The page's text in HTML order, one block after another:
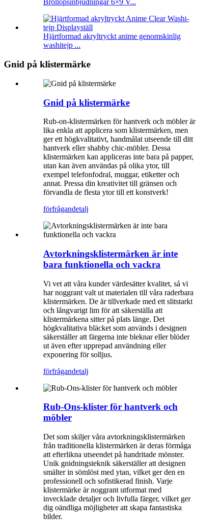
Bröllopsinbjudningar 6×9 V...
Hjärtformad akryltryckt anime genomskinlig
washitejp ...
Gnid på klistermärke
Gnid på klistermärke
Rub-on-klistermärken för hantverk och möbler är
lika enkla att applicera som klistermärken, men
ger ett högkvalitativt, handmålat utseende till ditt
hantverk eller shabby chic-möbler. Dessa
klistermärken kan appliceras inte bara på papper,
utan kan även användas på olika ytor, till
exempel telefonfodral, muggar, etiketter och
annat. Pressa din kreativitet till gränsen och
förvandla de flesta ytor till ett konstverk!
förfrågandetalj
Avtorkningsklistermärken är inte
bara funktionella och vackra
Vi vet att våra kunder värdesätter kvalitet, så vi
har noggrant valt ut materialen till våra raderbara
klistermärken. De är tillverkade med ett slitstarkt
och långvarigt lim för att säkerställa att
klistermärkena sitter på plats länge. Det
högkvalitativa bläcket som används i designen
säkerställer att färgerna inte bleknar eller blöder
ut även efter upprepad användning eller
exponering för solljus.
förfrågandetalj
Rub-Ons-klister för hantverk och
möbler
Det som skiljer våra avtorkningsklistermärken
från traditionella klistermärken är deras förmåga
att efterlikna utseendet på handritade mönster.
Unik gnidningsteknik säkerställer att designen
smälter in sömlöst med ytan, vilket ger den en
professionell och sofistikerad finish. Varje
klistermärke är noggrant utformat med
invecklade detaljer och livfulla färger, vilket ger
dig oändliga möjligheter att skapa fantastiska
bilder.